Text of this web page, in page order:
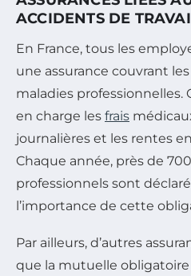
ACCIDENTS DE
En France, tous les
une assurance couvrant
maladies professionnelles.
en charge les frais
journalières et les rentes
Chaque année, près de
professionnels sont
l’importance de cette
Par ailleurs, d’autres
que la mutuelle obligatoire